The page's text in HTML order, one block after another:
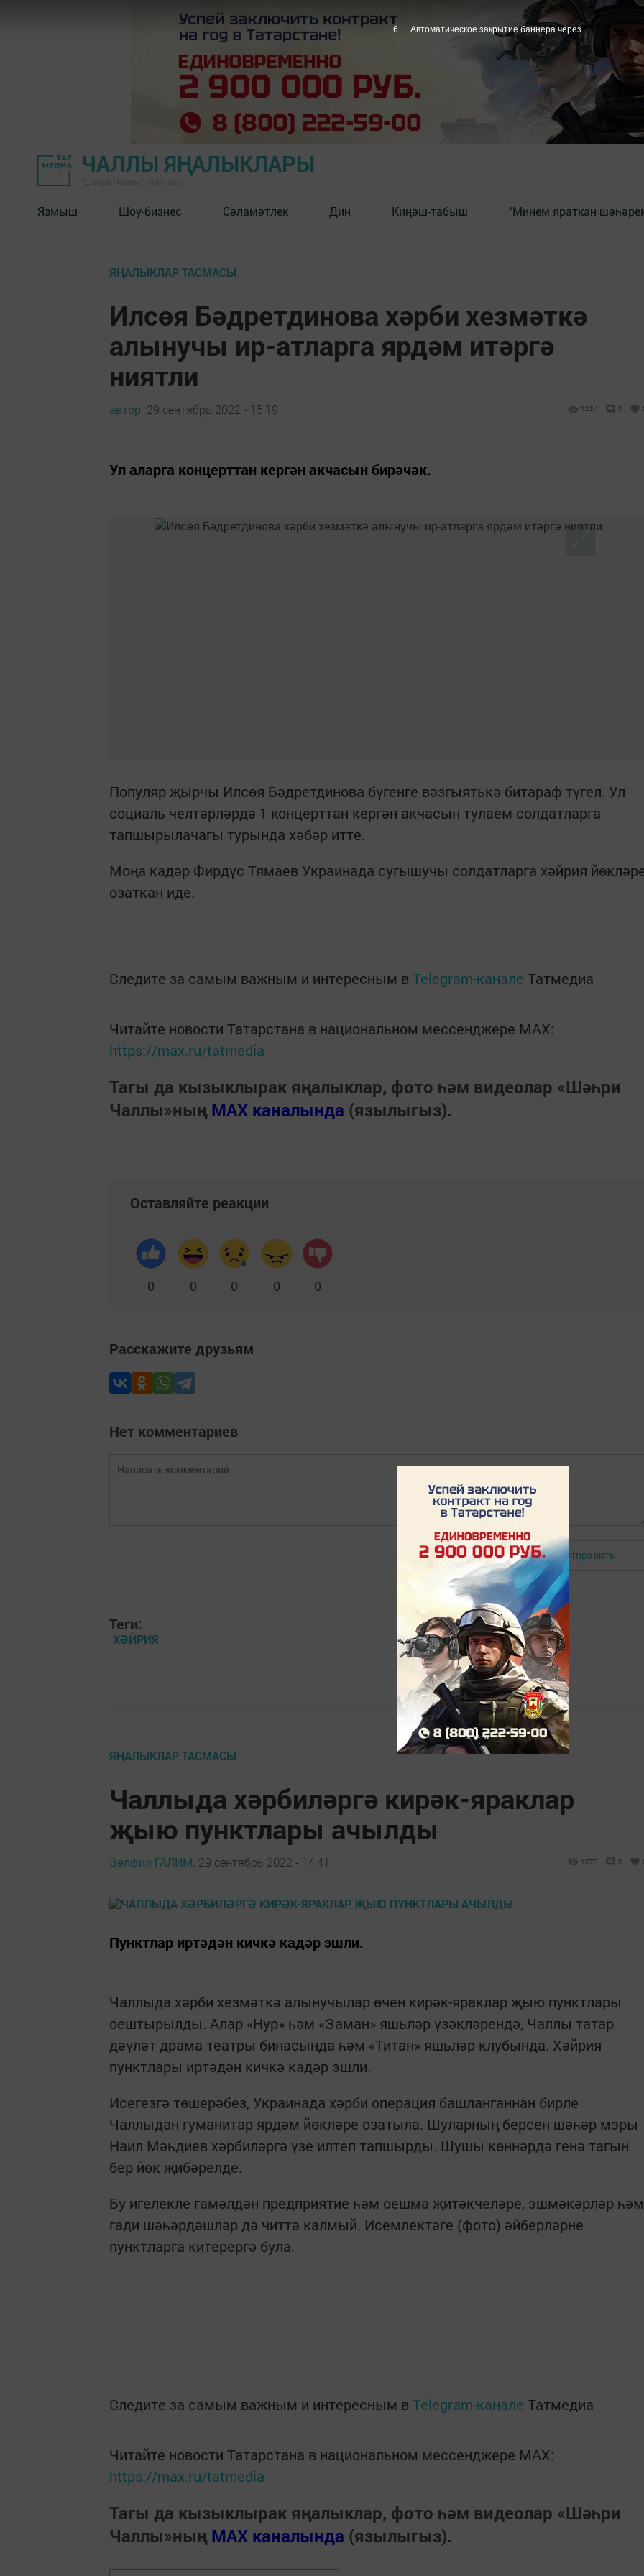
ЧАЛЛЫ ЯҢАЛЫКЛАРЫ
Язмыш Шоу-бизнес Сәламәтлек Дин Киңәш-табыш "Минем яраткан
ЯҢАЛЫКЛАР ТАСМАСЫ
Илсөя Бәдретдинова хәрби хезмәткә
алынучы ир-атларга ярдәм итәргә
ниятли
автор, 29 сентябрь 2022 - 15:19 1234 0
Ул аларга концерттан кергән акчасын бирәчәк.
Популяр җырчы Илсөя Бәдретдинова бүгенге вәзгыятькә битараф түгел. Ул
социаль челтәрләрдә 1 концерттан кергән акчасын тулаем солдатларга
тапшырылачагы турында хәбәр итте.
Моңа кадәр Фирдүс Тямаев Украинада сугышучы солдатларга хәйрия
озаткан иде.
Следите за самым важным и интересным в Telegram-канале Татмедиа
Читайте новости Татарстана в национальном мессенджере MАХ:
https://max.ru/tatmedia
Тагы да кызыклырак яңалыклар, фото һәм видеолар «Шәһри
Чаллы»ның MAX каналында (язылыгыз).
Оставляйте реакции
0 0 0 0 0
Расскажите друзьям
Нет комментариев
Авторизоваться Отправить
Теги:
ХӘЙРИЯ
ЯҢАЛЫКЛАР ТАСМАСЫ
Чаллыда хәрбиләргә кирәк-яраклар
җыю пунктлары ачылды
Зөлфия ГАЛИМ, 29 сентябрь 2022 - 14:41 1072 0
Пунктлар иртәдән кичкә кадәр эшли.
Чаллыда хәрби хезмәткә алынучылар өчен кирәк-яраклар җыю пунктлары
оештырылды. Алар «Нур» һәм «Заман» яшьләр үзәкләрендә, Чаллы татар
дәүләт драма театры бинасында һәм «Титан» яшьләр клубында. Хәйрия
пунктлары иртәдән кичкә кадәр эшли.
Исегезгә төшерәбез, Украинада хәрби операция башланганнан бирле
Чаллыдан гуманитар ярдәм йөкләре озатыла. Шуларның берсен шәһәр мэры
Наил Мәһдиев хәрбиләргә үзе илтеп тапшырды. Шушы көннәрдә генә тагын
бер йөк җибәрелде.
Бу игелекле гамәлдән предприятие һәм оешма җитәкчеләре, эшмәкәрләр һәм
гади шәһәрдәшләр дә читтә калмый. Исемлектәге (фото) әйберләрне
пунктларга китерергә була.
Следите за самым важным и интересным в Telegram-канале Татмедиа
Читайте новости Татарстана в национальном мессенджере MАХ:
https://max.ru/tatmedia
Тагы да кызыклырак яңалыклар, фото һәм видеолар «Шәһри
Чаллы»ның MAX каналында (язылыгыз).
5 Автоматическое закрытие баннера через